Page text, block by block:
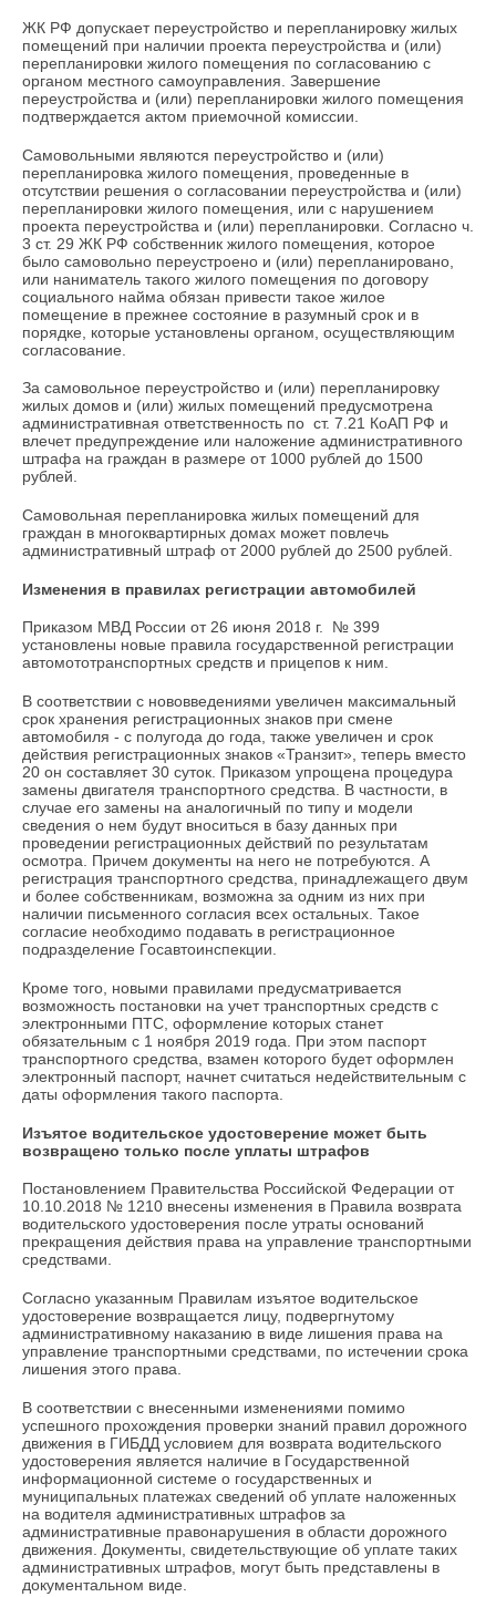
ЖК РФ допускает переустройство и перепланировку жилых
помещений при наличии проекта переустройства и (или)
перепланировки жилого помещения по согласованию с
органом местного самоуправления. Завершение
переустройства и (или) перепланировки жилого помещения
подтверждается актом приемочной комиссии.
Самовольными являются переустройство и (или)
перепланировка жилого помещения, проведенные в
отсутствии решения о согласовании переустройства и (или)
перепланировки жилого помещения, или с нарушением
проекта переустройства и (или) перепланировки. Согласно ч.
3 ст. 29 ЖК РФ собственник жилого помещения, которое
было самовольно переустроено и (или) перепланировано,
или наниматель такого жилого помещения по договору
социального найма обязан привести такое жилое
помещение в прежнее состояние в разумный срок и в
порядке, которые установлены органом, осуществляющим
согласование.
За самовольное переустройство и (или) перепланировку
жилых домов и (или) жилых помещений предусмотрена
административная ответственность по ст. 7.21 КоАП РФ и
влечет предупреждение или наложение административного
штрафа на граждан в размере от 1000 рублей до 1500
рублей.
Самовольная перепланировка жилых помещений для
граждан в многоквартирных домах может повлечь
административный штраф от 2000 рублей до 2500 рублей.
Изменения в правилах регистрации автомобилей
Приказом МВД России от 26 июня 2018 г. № 399
установлены новые правила государственной регистрации
автомототранспортных средств и прицепов к ним.
В соответствии с нововведениями увеличен максимальный
срок хранения регистрационных знаков при смене
автомобиля - с полугода до года, также увеличен и срок
действия регистрационных знаков «Транзит», теперь вместо
20 он составляет 30 суток. Приказом упрощена процедура
замены двигателя транспортного средства. В частности, в
случае его замены на аналогичный по типу и модели
сведения о нем будут вноситься в базу данных при
проведении регистрационных действий по результатам
осмотра. Причем документы на него не потребуются. А
регистрация транспортного средства, принадлежащего двум
и более собственникам, возможна за одним из них при
наличии письменного согласия всех остальных. Такое
согласие необходимо подавать в регистрационное
подразделение Госавтоинспекции.
Кроме того, новыми правилами предусматривается
возможность постановки на учет транспортных средств с
электронными ПТС, оформление которых станет
обязательным с 1 ноября 2019 года. При этом паспорт
транспортного средства, взамен которого будет оформлен
электронный паспорт, начнет считаться недействительным с
даты оформления такого паспорта.
Изъятое водительское удостоверение может быть
возвращено только после уплаты штрафов
Постановлением Правительства Российской Федерации от
10.10.2018 № 1210 внесены изменения в Правила возврата
водительского удостоверения после утраты оснований
прекращения действия права на управление транспортными
средствами.
Согласно указанным Правилам изъятое водительское
удостоверение возвращается лицу, подвергнутому
административному наказанию в виде лишения права на
управление транспортными средствами, по истечении срока
лишения этого права.
В соответствии с внесенными изменениями помимо
успешного прохождения проверки знаний правил дорожного
движения в ГИБДД условием для возврата водительского
удостоверения является наличие в Государственной
информационной системе о государственных и
муниципальных платежах сведений об уплате наложенных
на водителя административных штрафов за
административные правонарушения в области дорожного
движения. Документы, свидетельствующие об уплате таких
административных штрафов, могут быть представлены в
документальном виде.